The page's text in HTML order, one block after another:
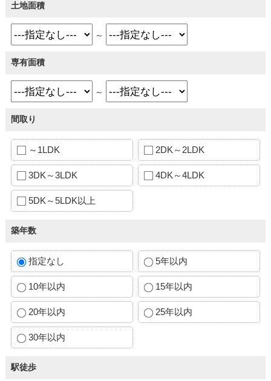
土地面積
～
専有面積
～
間取り
～1LDK 2DK～2LDK
3DK～3LDK 4DK～4LDK
5DK～5LDK以上
築年数
指定なし 5年以内
10年以内 15年以内
20年以内 25年以内
30年以内
駅徒歩